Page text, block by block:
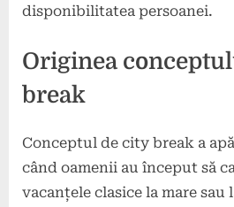
disponibilitatea persoanei.
Originea
break
Conceptul de city break a
când oamenii au început să
vacanțele clasice la mare